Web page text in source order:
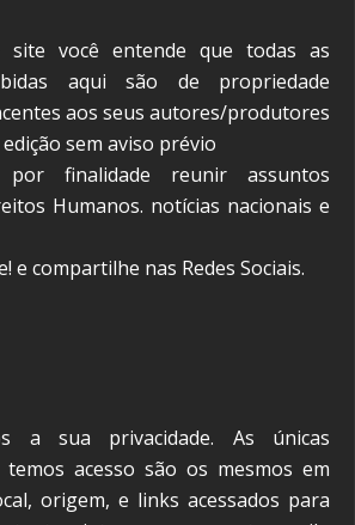
site você entende que todas as
aqui são de propriedade
aos seus autores/produtores
sem aviso prévio
finalidade reunir assuntos
Humanos. notícias nacionais e
e compartilhe nas Redes Sociais.
a sua privacidade. As únicas
acesso são os mesmos em
origem, e links acessados para